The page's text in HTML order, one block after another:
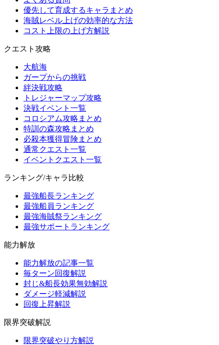
優先して育成するキャラまとめ
海賊レベル上げの効率的な方法
コスト上限の上げ方解説
クエスト攻略
大航海
ガープからの挑戦
絆決戦攻略
トレジャーマップ攻略
決戦イベント一覧
コロシアム攻略まとめ
特訓の森攻略まとめ
必殺本獲得冒険まとめ
通常クエスト一覧
イベントクエスト一覧
ランキング/キャラ比較
最強船長ランキング
最強船員ランキング
最強海賊祭ランキング
最強サポートランキング
能力解放
能力解放の記事一覧
毎ターン回復解説
封じ&船長効果無効解説
ダメージ軽減解説
回復上昇解説
限界突破解説
限界突破やり方解説